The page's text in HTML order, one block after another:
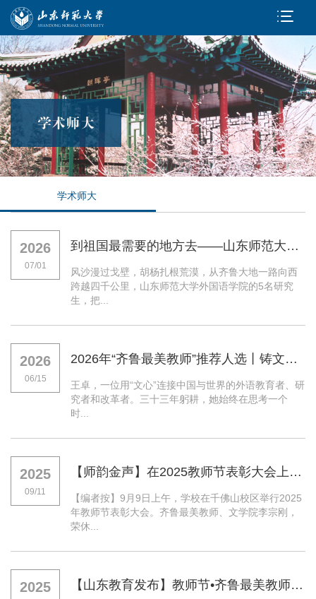
学术师大
2026
07/01
到祖国最需要的地方去——山东师范大学外国语学院“金胡杨支教团”南疆育人纪实
风沙漫过戈壁，胡杨扎根荒漠，从齐鲁大地一路向西
跨越四千公里，山东师范大学外国语学院的5名研究
生，把...
2026
06/15
2026年“齐鲁最美教师”推荐人选丨铸文心 讲中国 通世界——记山东师范大学王卓教授
王卓，一位用“文心”连接中国与世界的外语教育者、研
究者和改革者。三十三年躬耕，她始终在思考一个
时...
2025
09/11
【师韵金声】在2025教师节表彰大会上的代表发言
【编者按】9月9日上午，学校在千佛山校区举行2025
年教师节表彰大会。齐鲁最美教师、文学院李宗刚，
荣休...
2025 【山东教育发布】教师节•齐鲁最美教师｜李宗刚：学高为师 甘当人梯